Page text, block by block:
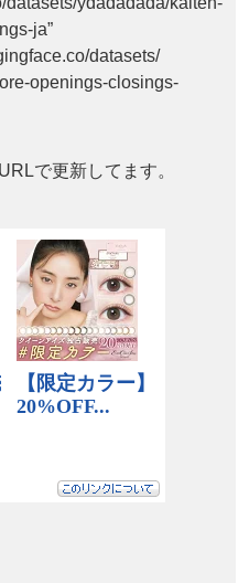
ja”
datasets/
openings-closings-
で更新してます。